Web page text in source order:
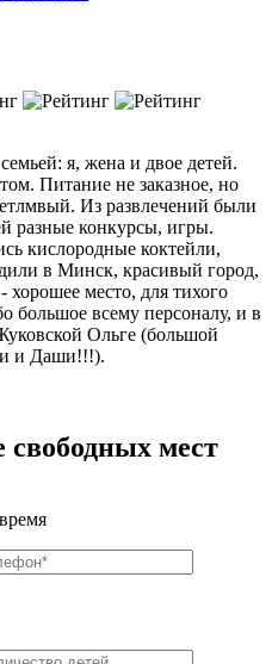
я, жена и двое детей.
Питание не заказное, но
Из развлечений были
разные конкурсы, игры.
кислородные коктейли,
в Минск, красивый город,
место, для тихого
большое всему персоналу, и в
Ольге (большой
и Даши!!!).
мест